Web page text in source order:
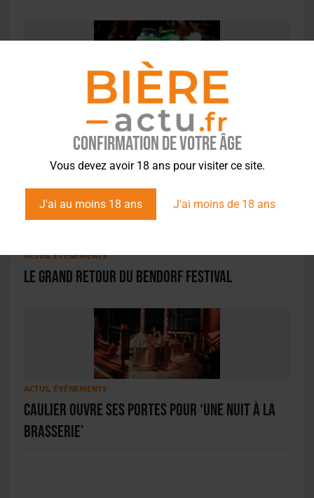
Confirmation de votre âge
Vous devez avoir 18 ans pour visiter ce site.
J'ai au moins 18 ans J'ai moins de 18 ans
INSOLITE
Trinquez, matchez : Heineken innove et lance
The Clinker
ACTUS,ÉVÉNEMENTS
Le grand retour du Bendorf Festival
ACTUS, ÉVÉNEMENTS
Caulier ouvre ses portes pour ‘Une nuit à la
brasserie’